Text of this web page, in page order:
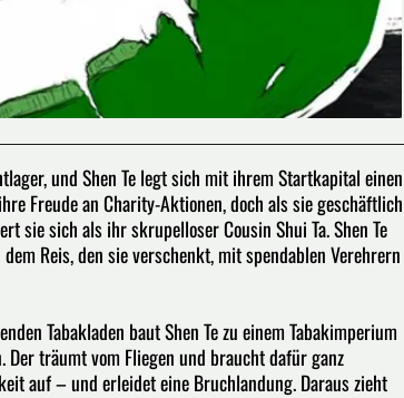
und Shen Te legt sich mit ihrem Startkapital einen
Freude an Charity-Aktionen, doch als sie geschäftlich
sie sich als ihr skrupelloser Cousin Shui Ta. Shen Te
Reis, den sie verschenkt, mit spendablen Verehrern
Tabakladen baut Shen Te zu einem Tabakimperium
träumt vom Fliegen und braucht dafür ganz
auf – und erleidet eine Bruchlandung. Daraus zieht